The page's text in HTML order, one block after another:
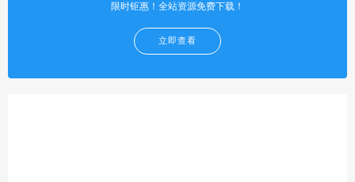
限时钜惠！全站资源免费下载！
立即查看